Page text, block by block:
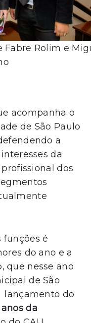
Fabre Rolim e
acompanha o
de São Paulo
a
da
dos
funções é
do ano e a
que nesse ano
de São
lançamento do
da